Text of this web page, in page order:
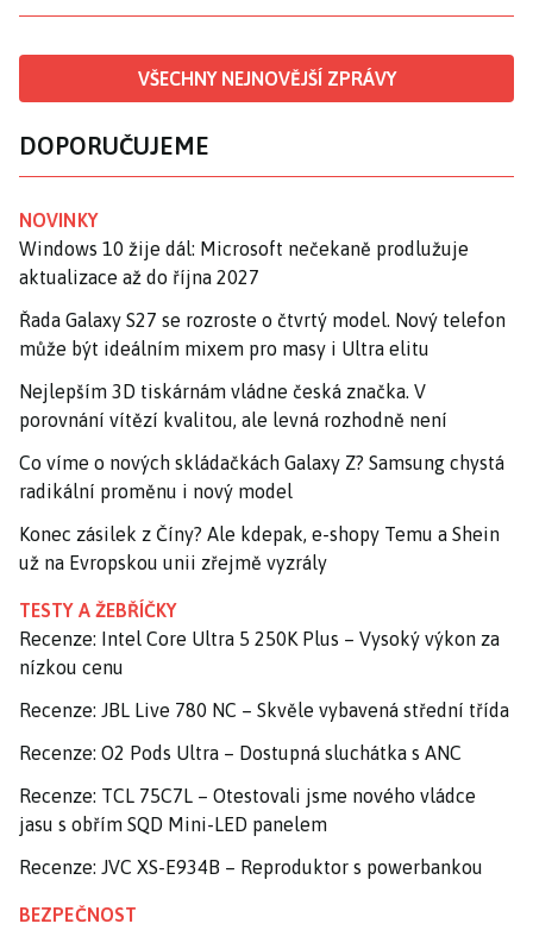
VŠECHNY NEJNOVĚJŠÍ ZPRÁVY
DOPORUČUJEME
NOVINKY
Windows 10 žije dál: Microsoft nečekaně prodlužuje
aktualizace až do října 2027
Řada Galaxy S27 se rozroste o čtvrtý model. Nový telefon
může být ideálním mixem pro masy i Ultra elitu
Nejlepším 3D tiskárnám vládne česká značka. V
porovnání vítězí kvalitou, ale levná rozhodně není
Co víme o nových skládačkách Galaxy Z? Samsung chystá
radikální proměnu i nový model
Konec zásilek z Číny? Ale kdepak, e-shopy Temu a Shein
už na Evropskou unii zřejmě vyzrály
TESTY A ŽEBŘÍČKY
Recenze: Intel Core Ultra 5 250K Plus – Vysoký výkon za
nízkou cenu
Recenze: JBL Live 780 NC – Skvěle vybavená střední třída
Recenze: O2 Pods Ultra – Dostupná sluchátka s ANC
Recenze: TCL 75C7L – Otestovali jsme nového vládce
jasu s obřím SQD Mini-LED panelem
Recenze: JVC XS-E934B – Reproduktor s powerbankou
BEZPEČNOST